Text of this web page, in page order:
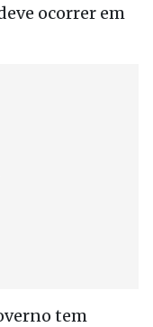
ocorrer em
tem